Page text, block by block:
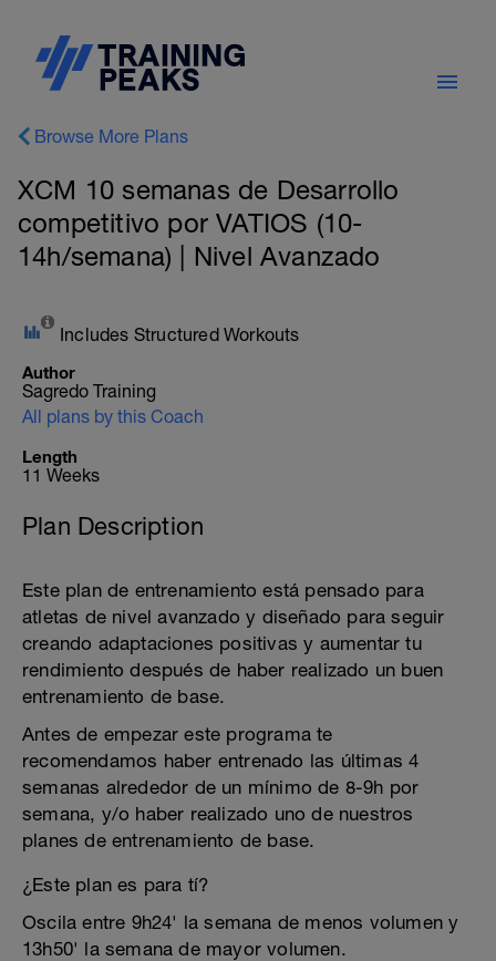
Browse More Plans
XCM 10 semanas de Desarrollo
competitivo por VATIOS (10-
14h/semana) | Nivel Avanzado
Includes Structured Workouts
Author
Sagredo Training
All plans by this Coach
Length
11 Weeks
Plan Description
Este plan de entrenamiento está pensado para
atletas de nivel avanzado y diseñado para seguir
creando adaptaciones positivas y aumentar tu
rendimiento después de haber realizado un buen
entrenamiento de base.
Antes de empezar este programa te
recomendamos haber entrenado las últimas 4
semanas alrededor de un mínimo de 8-9h por
semana, y/o haber realizado uno de nuestros
planes de entrenamiento de base.
¿Este plan es para tí?
Oscila entre 9h24' la semana de menos volumen y
13h50' la semana de mayor volumen.